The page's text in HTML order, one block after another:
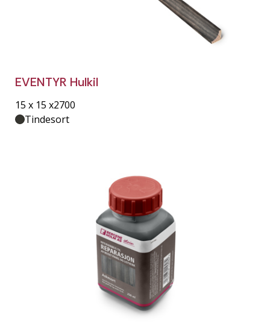
EVENTYR Hulkil
15 x 15 x2700
Tindesort